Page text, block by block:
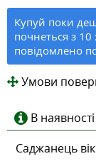
Купуй поки
почнеться з
повідомлено
Умови
В наявності
Саджанець